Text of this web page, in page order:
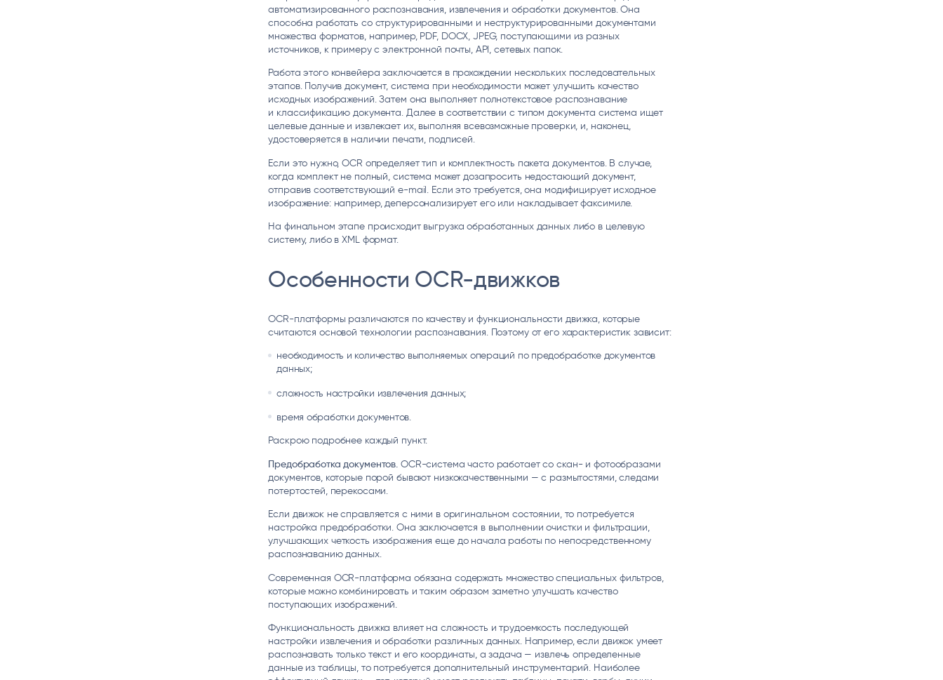
автоматизированного распознавания, извлечения и обработки документов. Она
способна работать со структурированными и неструктурированными документами
множества форматов, например, PDF, DOCX, JPEG, поступающими из разных
источников, к примеру с электронной почты, API, сетевых папок.
Работа этого конвейера заключается в прохождении нескольких последовательных
этапов. Получив документ, система при необходимости может улучшить качество
исходных изображений. Затем она выполняет полнотекстовое распознавание
и классификацию документа. Далее в соответствии с типом документа система ищет
целевые данные и извлекает их, выполняя всевозможные проверки, и, наконец,
удостоверяется в наличии печати, подписей.
Если это нужно, OCR определяет тип и комплектность пакета документов. В случае,
когда комплект не полный, система может дозапросить недостающий документ,
отправив соответствующий e-mail. Если это требуется, она модифицирует исходное
изображение: например, деперсонализирует его или накладывает факсимиле.
На финальном этапе происходит выгрузка обработанных данных либо в целевую
систему, либо в XML формат.
Особенности OCR-движков
OCR-платформы различаются по качеству и функциональности движка, которые
считаются основой технологии распознавания. Поэтому от его характеристик зависит:
необходимость и количество выполняемых операций по предобработке документов
данных;
сложность настройки извлечения данных;
время обработки документов.
Раскрою подробнее каждый пункт.
Предобработка документов. OCR-система часто работает со скан- и фотообразами
документов, которые порой бывают низкокачественными — с размытостями, следами
потертостей, перекосами.
Если движок не справляется с ними в оригинальном состоянии, то потребуется
настройка предобработки. Она заключается в выполнении очистки и фильтрации,
улучшающих четкость изображения еще до начала работы по непосредственному
распознаванию данных.
Современная OCR-платформа обязана содержать множество специальных фильтров,
которые можно комбинировать и таким образом заметно улучшать качество
поступающих изображений.
Функциональность движка влияет на сложность и трудоемкость последующей
настройки извлечения и обработки различных данных. Например, если движок умеет
распознавать только текст и его координаты, а задача — извлечь определенные
данные из таблицы, то потребуется дополнительный инструментарий. Наиболее